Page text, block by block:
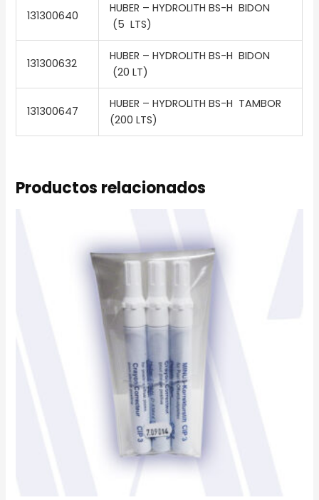
131300640
HUBER – HYDROLITH BS-H BIDON
(5 LTS)
131300632
HUBER – HYDROLITH BS-H BIDON
(20 LT)
131300647
HUBER – HYDROLITH BS-H TAMBOR
(200 LTS)
Productos relacionados